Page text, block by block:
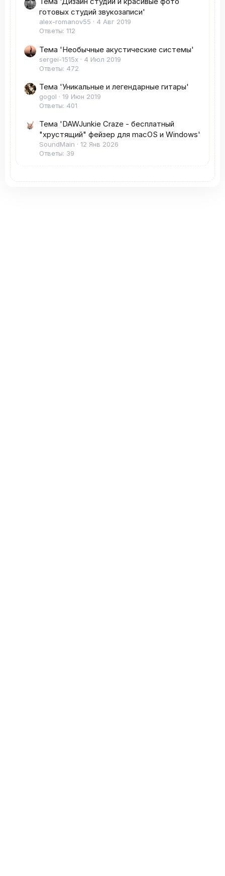
готовых студий звукозаписи'
alex-romanov55
4 Авг 2019
Ответы: 112
Тема 'Необычные акустические системы'
sergei-1515x
4 Июл 2019
Ответы: 472
Тема 'Уникальные и легендарные гитары'
gogol
19 Июн 2019
Ответы: 401
Тема 'DAWJunkie Craze - бесплатный
"хрустящий" фейзер для macOS и Windows'
SoundMain
12 Янв 2026
Ответы: 39